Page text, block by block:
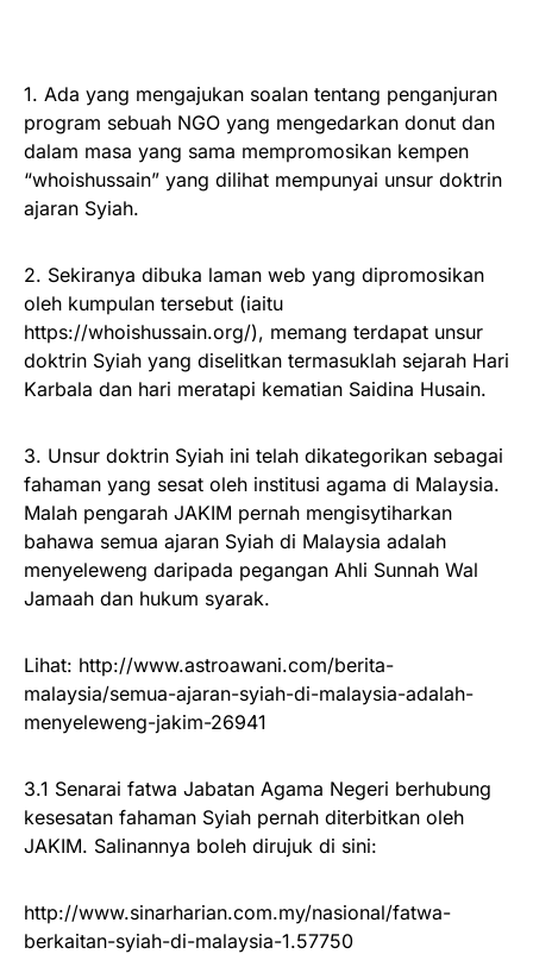
1. Ada yang mengajukan soalan tentang penganjuran
program sebuah NGO yang mengedarkan donut dan
dalam masa yang sama mempromosikan kempen
“whoishussain” yang dilihat mempunyai unsur doktrin
ajaran Syiah.
2. Sekiranya dibuka laman web yang dipromosikan
oleh kumpulan tersebut (iaitu
https://whoishussain.org/), memang terdapat unsur
doktrin Syiah yang diselitkan termasuklah sejarah Hari
Karbala dan hari meratapi kematian Saidina Husain.
3. Unsur doktrin Syiah ini telah dikategorikan sebagai
fahaman yang sesat oleh institusi agama di Malaysia.
Malah pengarah JAKIM pernah mengisytiharkan
bahawa semua ajaran Syiah di Malaysia adalah
menyeleweng daripada pegangan Ahli Sunnah Wal
Jamaah dan hukum syarak.
Lihat: http://www.astroawani.com/berita-
malaysia/semua-ajaran-syiah-di-malaysia-adalah-
menyeleweng-jakim-26941
3.1 Senarai fatwa Jabatan Agama Negeri berhubung
kesesatan fahaman Syiah pernah diterbitkan oleh
JAKIM. Salinannya boleh dirujuk di sini:
http://www.sinarharian.com.my/nasional/fatwa-
berkaitan-syiah-di-malaysia-1.57750